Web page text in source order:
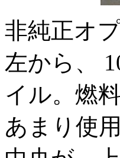
非純正オ
左から、
イル。燃
あまり使